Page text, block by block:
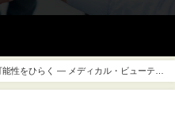
能性をひらく ― メディカル・ビューティ